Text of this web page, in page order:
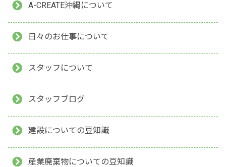
A-CREATE沖縄について
日々のお仕事について
スタッフについて
スタッフブログ
建設についての豆知識
産業廃棄物についての豆知識